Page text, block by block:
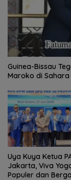
Guinea-Bissau
Maroko di Sahara
Uya Kuya Ketua
Jakarta, Viva
Populer dan